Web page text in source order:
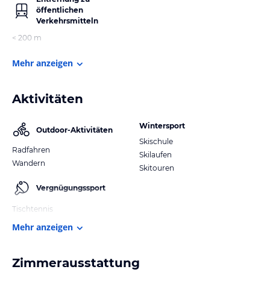
öffentlichen
Verkehrsmitteln
< 200 m
Mehr anzeigen
Aktivitäten
Outdoor-Aktivitäten
Radfahren
Wandern
Vergnügungssport
Tischtennis
Wintersport
Skischule
Skilaufen
Skitouren
Mehr anzeigen
Zimmerausstattung